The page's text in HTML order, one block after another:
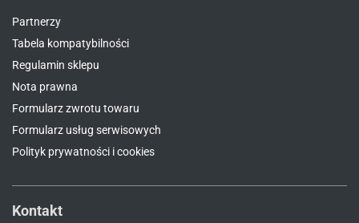
Partnerzy
Tabela kompatybilności
Regulamin sklepu
Nota prawna
Formularz zwrotu towaru
Formularz usług serwisowych
Polityk prywatności i cookies
Kontakt